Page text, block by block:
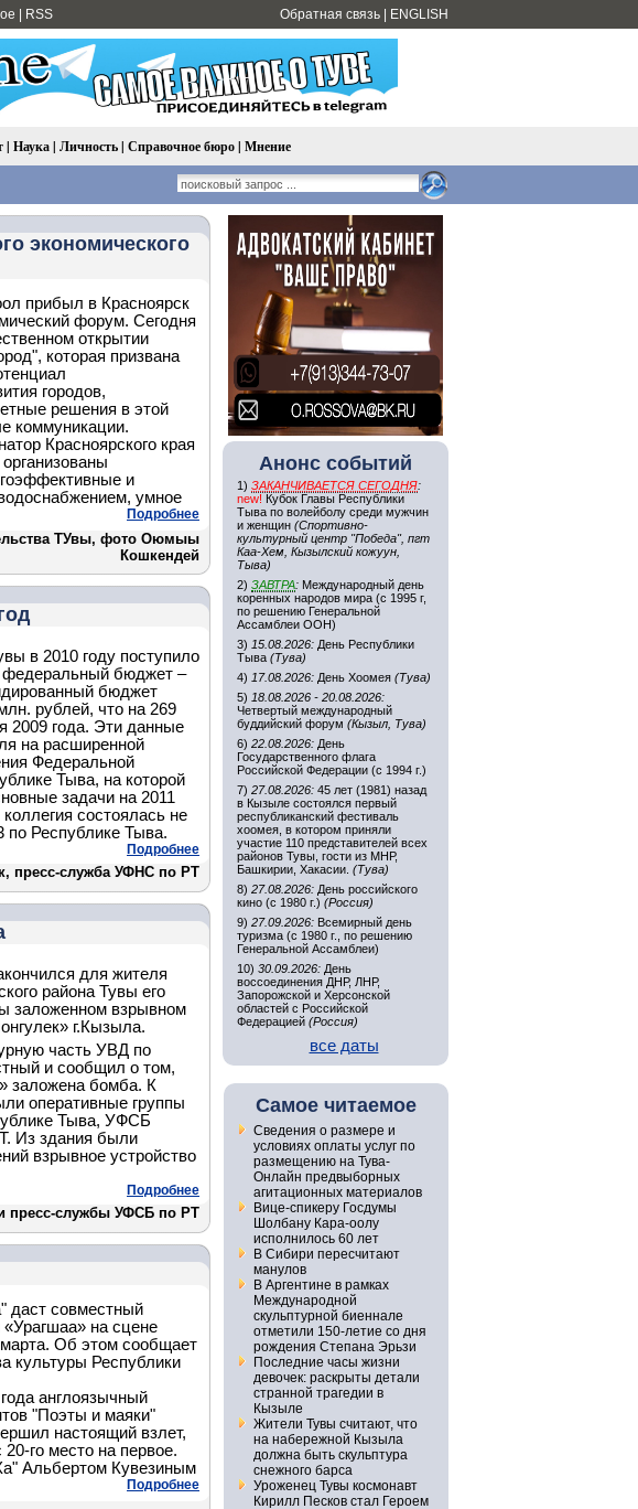
RSS Обратная связь ENGLISH
| Наука| Личность| Справочное бюро| Мнение
экономического
прибыл в Красноярск
форум. Сегодня
открытии
которая призвана
городов,
решения в этой
коммуникации.
Красноярского края
и
умное
Подробнее
ТУвы, фото Оюмыы
Кошкендей
в 2010 году поступило
федеральный бюджет –
бюджет
рублей, что на 269
2009 года. Эти данные
на расширенной
Федеральной
Тыва, на которой
задачи на 2011
состоялась не
Республике Тыва.
Подробнее
пресс-служба УФНС по РТ
для жителя
района Тувы его
заложенном взрывном
г.Кызыла.
часть УВД по
и сообщил о том,
заложена бомба. К
оперативные группы
Тыва, УФСБ
Из здания были
взрывное устройство
Подробнее
пресс-службы УФСБ по РТ
даст совместный
«Урагшаа» на сцене
Об этом сообщает
культуры Республики
англоязычный
"Поэты и маяки"
настоящий взлет,
го место на первое.
Альбертом Кувезиным
Подробнее
Анонс событий
1) ЗАКАНЧИВАЕТСЯ СЕГОДНЯ:
new! Кубок Главы Республики
Тыва по волейболу среди мужчин
и женщин (Спортивно-
культурный центр "Победа", пгт
Каа-Хем, Кызылский кожуун,
Тыва)
2) ЗАВТРА: Международный день
коренных народов мира (с 1995 г,
по решению Генеральной
Ассамблеи ООН)
3) 15.08.2026: День Республики
Тыва (Тува)
4) 17.08.2026: День Хоомея (Тува)
5) 18.08.2026 - 20.08.2026:
Четвертый международный
буддийский форум (Кызыл, Тува)
6) 22.08.2026: День
Государственного флага
Российской Федерации (с 1994 г.)
7) 27.08.2026: 45 лет (1981) назад
в Кызыле состоялся первый
республиканский фестиваль
хоомея, в котором приняли
участие 110 представителей всех
районов Тувы, гости из МНР,
Башкирии, Хакасии. (Тува)
8) 27.08.2026: День российского
кино (с 1980 г.) (Россия)
9) 27.09.2026: Всемирный день
туризма (с 1980 г., по решению
Генеральной Ассамблеи)
10) 30.09.2026: День
воссоединения ДНР, ЛНР,
Запорожской и Херсонской
областей с Российской
Федерацией (Россия)
все даты
Самое читаемое
Сведения о размере и
условиях оплаты услуг по
размещению на Тува-
Онлайн предвыборных
агитационных материалов
Вице-спикеру Госдумы
Шолбану Кара-оолу
исполнилось 60 лет
В Сибири пересчитают
манулов
В Аргентине в рамках
Международной
скульптурной биеннале
отметили 150-летие со дня
рождения Степана Эрьзи
Последние часы жизни
девочек: раскрыты детали
странной трагедии в
Кызыле
Жители Тувы считают, что
на набережной Кызыла
должна быть скульптура
снежного барса
Уроженец Тувы космонавт
Кирилл Песков стал Героем